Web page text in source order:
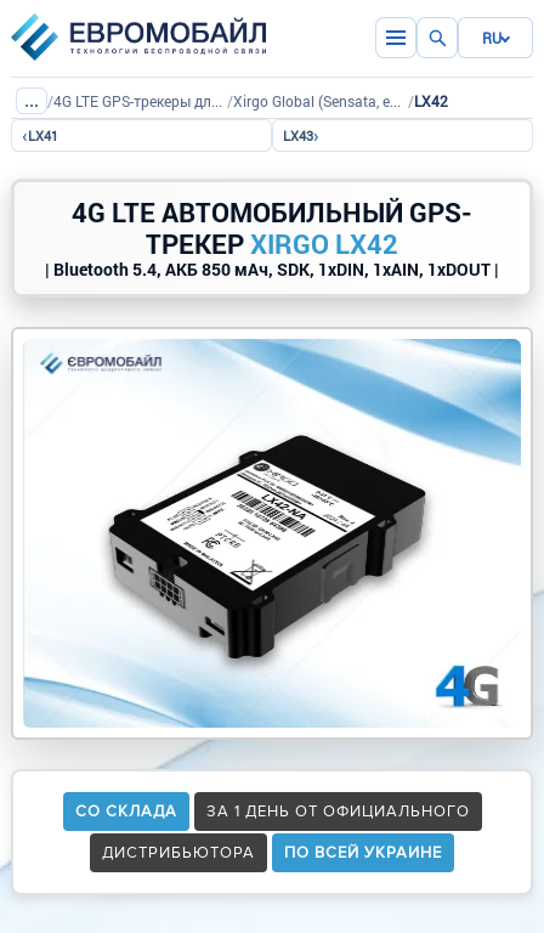
RU
... / 4G LTE GPS-трекеры для авто / Xirgo Global (Sensata, ex-BCE) /LX42
‹LX41 LX43›
4G LTE АВТОМОБИЛЬНЫЙ GPS-
ТРЕКЕРXIRGO LX42
| Bluetooth 5.4, АКБ 850 мАч, SDK, 1xDIN, 1xAIN, 1xDOUT |
СО СКЛАДА ЗА 1 ДЕНЬ ОТ ОФИЦИАЛЬНОГО
ДИСТРИБЬЮТОРА ПО ВСЕЙ УКРАИНЕ